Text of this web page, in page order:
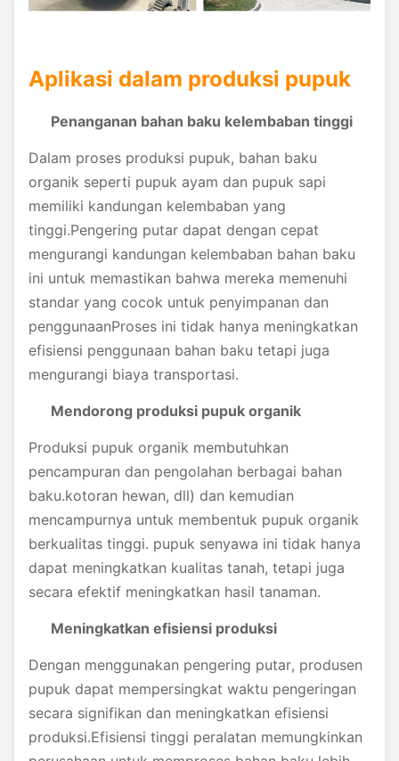
Aplikasi dalam produksi pupuk
Penanganan bahan baku kelembaban tinggi
Dalam proses produksi pupuk, bahan baku
organik seperti pupuk ayam dan pupuk sapi
memiliki kandungan kelembaban yang
tinggi.Pengering putar dapat dengan cepat
mengurangi kandungan kelembaban bahan baku
ini untuk memastikan bahwa mereka memenuhi
standar yang cocok untuk penyimpanan dan
penggunaanProses ini tidak hanya meningkatkan
efisiensi penggunaan bahan baku tetapi juga
mengurangi biaya transportasi.
Mendorong produksi pupuk organik
Produksi pupuk organik membutuhkan
pencampuran dan pengolahan berbagai bahan
baku.kotoran hewan, dll) dan kemudian
mencampurnya untuk membentuk pupuk organik
berkualitas tinggi. pupuk senyawa ini tidak hanya
dapat meningkatkan kualitas tanah, tetapi juga
secara efektif meningkatkan hasil tanaman.
Meningkatkan efisiensi produksi
Dengan menggunakan pengering putar, produsen
pupuk dapat mempersingkat waktu pengeringan
secara signifikan dan meningkatkan efisiensi
produksi.Efisiensi tinggi peralatan memungkinkan